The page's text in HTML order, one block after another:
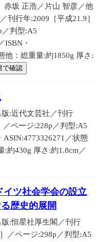
赤坂 正浩／片山 智彦／他
刊行年:2009［平成21.9］
／判型:A5
ISBN・
他：総重量:約1850g 厚さ:
で確認
:近代文芸社／刊行
／ページ:228p／判型:A5
ASIN:4773326271／状態
:約430g 厚さ:約1.8cm／
イツ社会学会の設立
歴史的展開
:恒星社厚生閣／刊行
／ページ:298p／判型:A5